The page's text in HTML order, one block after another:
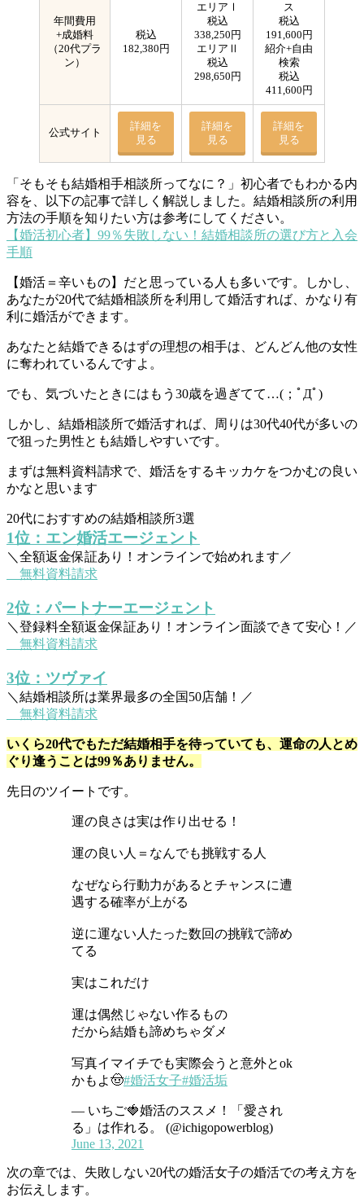
年間費用
+成婚料
（20代プラ
ン）
税込
182,380円
エリアⅠ
税込
338,250円
エリアⅡ
税込
298,650円
ス
税込
191,600円
紹介+自由
検索
税込
411,600円
公式サイト
詳細を
見る
詳細を
見る
詳細を
見る
「そもそも結婚相手相談所ってなに？」初心者でもわかる内
容を、以下の記事で詳しく解説しました。 結婚相談所の利用
方法の手順を知りたい方は参考にしてください。
【婚活初心者】99％失敗しない！結婚相談所の選び方と入会
手順
【婚活＝辛いもの】だと思っている人も多いです。しかし、
あなたが20代で結婚相談所を利用して婚活すれば、かなり有
利に婚活ができます。
あなたと結婚できるはずの理想の相手は、どんどん他の女性
に奪われているんですよ。
でも、気づいたときにはもう30歳を過ぎてて…(；ﾟДﾟ)
しかし、結婚相談所で婚活すれば、周りは30代40代が多いの
で狙った男性とも結婚しやすいです。
まずは無料資料請求で、婚活をするキッカケをつかむの良い
かなと思います
20代におすすめの結婚相談所3選
1位：エン婚活エージェント
＼全額返金保証あり！オンラインで始めれます／
無料資料請求
2位：パートナーエージェント
＼登録料全額返金保証あり！オンライン面談できて安心！／
無料資料請求
3位：ツヴァイ
＼結婚相談所は業界最多の全国50店舗！／
無料資料請求
いくら20代でもただ結婚相手を待っていても、運命の人とめ
ぐり逢うことは99％ありません。
先日のツイートです。
運の良さは実は作り出せる！
運の良い人＝なんでも挑戦する人
なぜなら行動力があるとチャンスに遭
遇する確率が上がる
逆に運ない人たった数回の挑戦で諦め
てる
実はこれだけ
運は偶然じゃない作るもの
だから結婚も諦めちゃダメ
写真イマイチでも実際会うと意外とok
かもよ🤠#婚活女子#婚活垢
— いちご🍓婚活のススメ！「愛され
る」は作れる。 (@ichigopowerblog)
June 13, 2021
次の章では、失敗しない20代の婚活女子の婚活での考え方を
お伝えします。